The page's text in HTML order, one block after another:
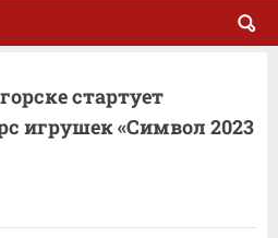
стартует
игрушек «Символ 2023